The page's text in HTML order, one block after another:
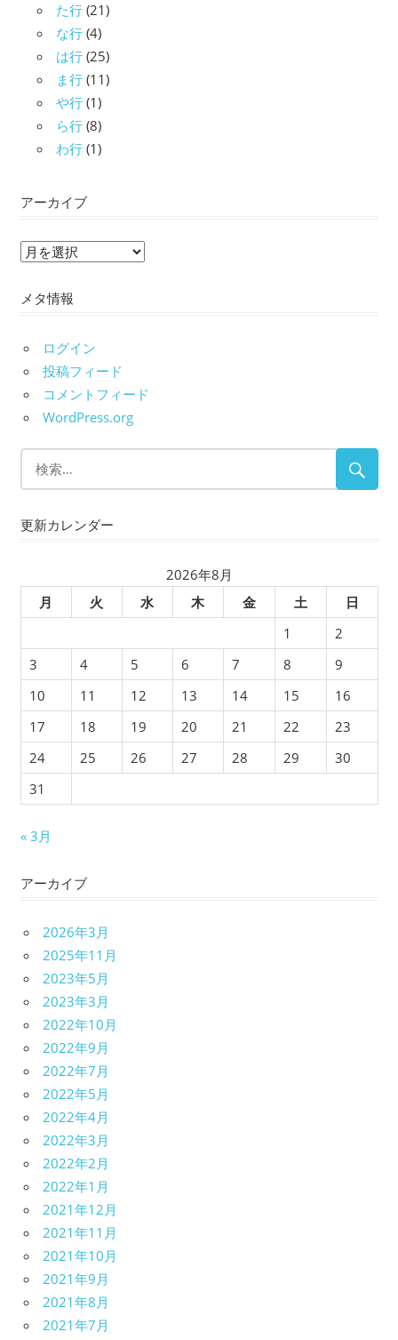
た行 (21)
な行 (4)
は行 (25)
ま行 (11)
や行 (1)
ら行 (8)
わ行 (1)
アーカイブ
ア
カ
ブ
メタ情報
ログイン
投稿フィード
コメントフィード
WordPress.org
更新カレンダー
2026年8月
月
火 水 木 金 土
日
1
2
3
4 5 6 7 8
9
10
11 12 13 14 15
16
17
18 19 20 21 22
23
24
25 26 27 28 29
30
31
« 3月
アーカイブ
2026年3月
2025年11月
2023年5月
2023年3月
2022年10月
2022年9月
2022年7月
2022年5月
2022年4月
2022年3月
2022年2月
2022年1月
2021年12月
2021年11月
2021年10月
2021年9月
2021年8月
2021年7月